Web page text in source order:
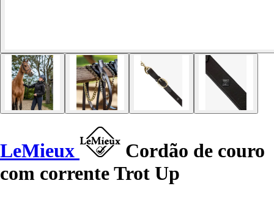
LeMieux
Cordão de couro
com corrente Trot Up